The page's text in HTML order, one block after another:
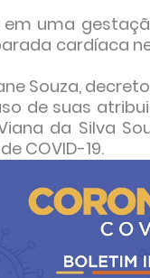
uma
cardíaca
Souza,
de suas
da Silva
COVID-19.